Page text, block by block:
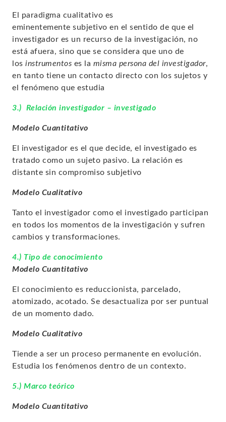
El paradigma cualitativo es
eminentemente subjetivoen el sentido de que el
investigador es un recurso de la investigación, no
está afuera, sino que se considera que uno de
los instrumentos es la misma persona del investigador,
en tanto tiene un contacto directo con los sujetos y
el fenómeno que estudia
3.) Relación investigador – investigado
Modelo Cuantitativo
El investigador es el que decide, el investigado es
tratado como un sujeto pasivo. La relación es
distante sin compromiso subjetivo
Modelo Cualitativo
Tanto el investigador como el investigado participan
en todos los momentos de la investigación y sufren
cambios y transformaciones.
4.) Tipo de conocimiento
Modelo Cuantitativo
El conocimiento es reduccionista, parcelado,
atomizado, acotado. Se desactualiza por ser puntual
de un momento dado.
Modelo Cualitativo
Tiende a ser un proceso permanente en evolución.
Estudia los fenómenos dentro de un contexto.
5.) Marco teórico
Modelo Cuantitativo